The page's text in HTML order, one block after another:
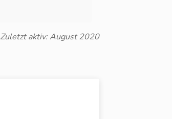
Zuletzt aktiv: August 2020